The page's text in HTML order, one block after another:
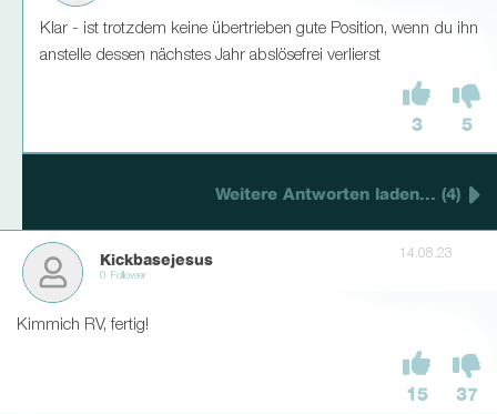
Klar - ist trotzdem keine übertrieben gute Position, wenn du ihn
anstelle dessen nächstes Jahr abslösefrei verlierst
3 5
Weitere Antworten laden... (4)
Kickbasejesus
0 Follower
14.08.23
Kimmich RV, fertig!
15 37